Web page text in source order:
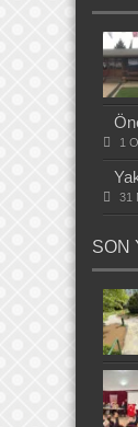
1
31
SON